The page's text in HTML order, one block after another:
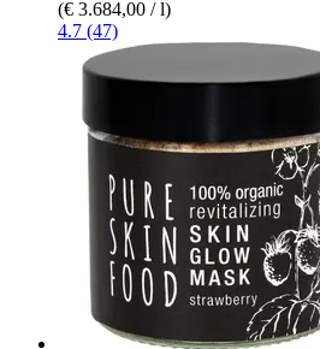
(€ 3.684,00 / l)
4.7 (47)